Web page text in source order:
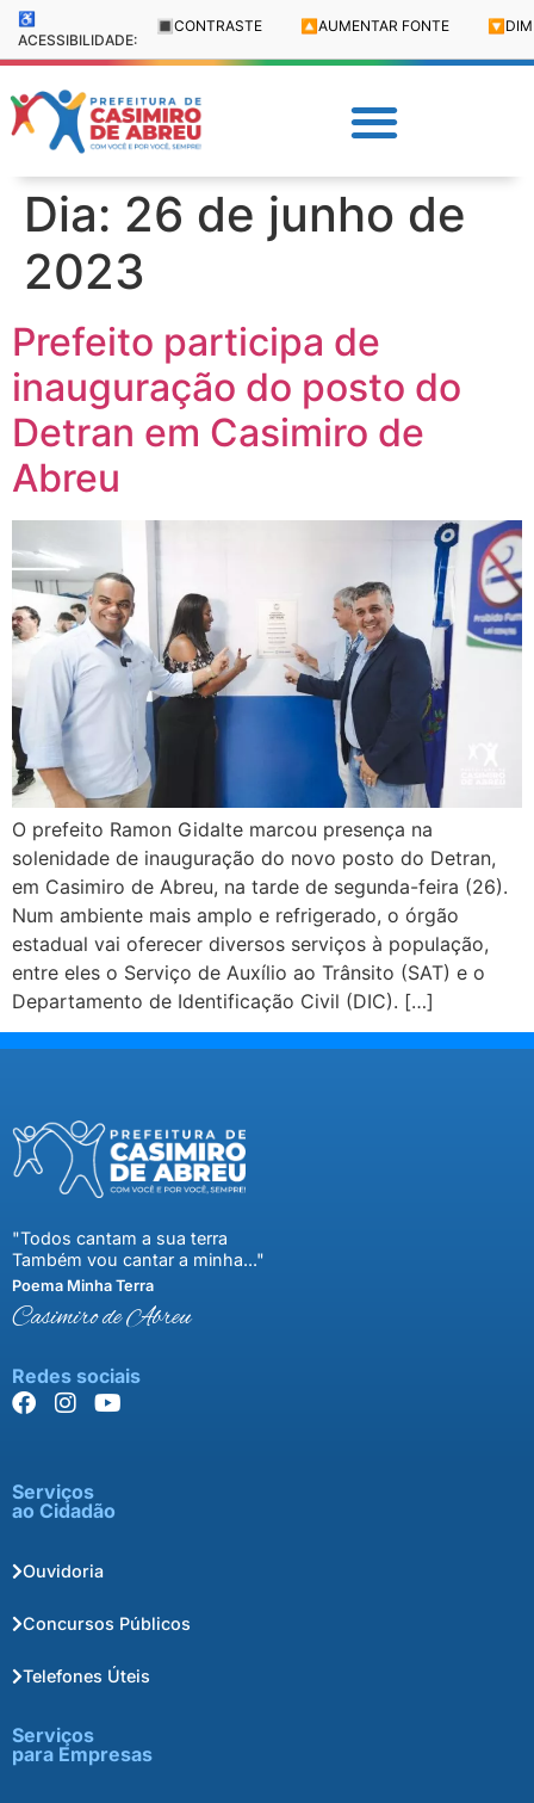
♿
ACESSIBILIDADE:
🔳 CONTRASTE 🔼 AUMENTAR FONTE 🔽
Dia: 26 de junho de
2023
Prefeito participa de
inauguração do posto do
Detran em Casimiro de
Abreu
O prefeito Ramon Gidalte marcou presença na
solenidade de inauguração do novo posto do Detran,
em Casimiro de Abreu, na tarde de segunda-feira (26).
Num ambiente mais amplo e refrigerado, o órgão
estadual vai oferecer diversos serviços à população,
entre eles o Serviço de Auxílio ao Trânsito (SAT) e o
Departamento de Identificação Civil (DIC). […]
"Todos cantam a sua terra
Também vou cantar a minha..."
Poema Minha Terra
Casimiro de Abreu
Redes sociais
Serviços
ao Cidadão
Ouvidoria
Concursos Públicos
Telefones Úteis
Serviços
para Empresas